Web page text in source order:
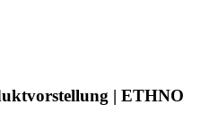
| ETHNO